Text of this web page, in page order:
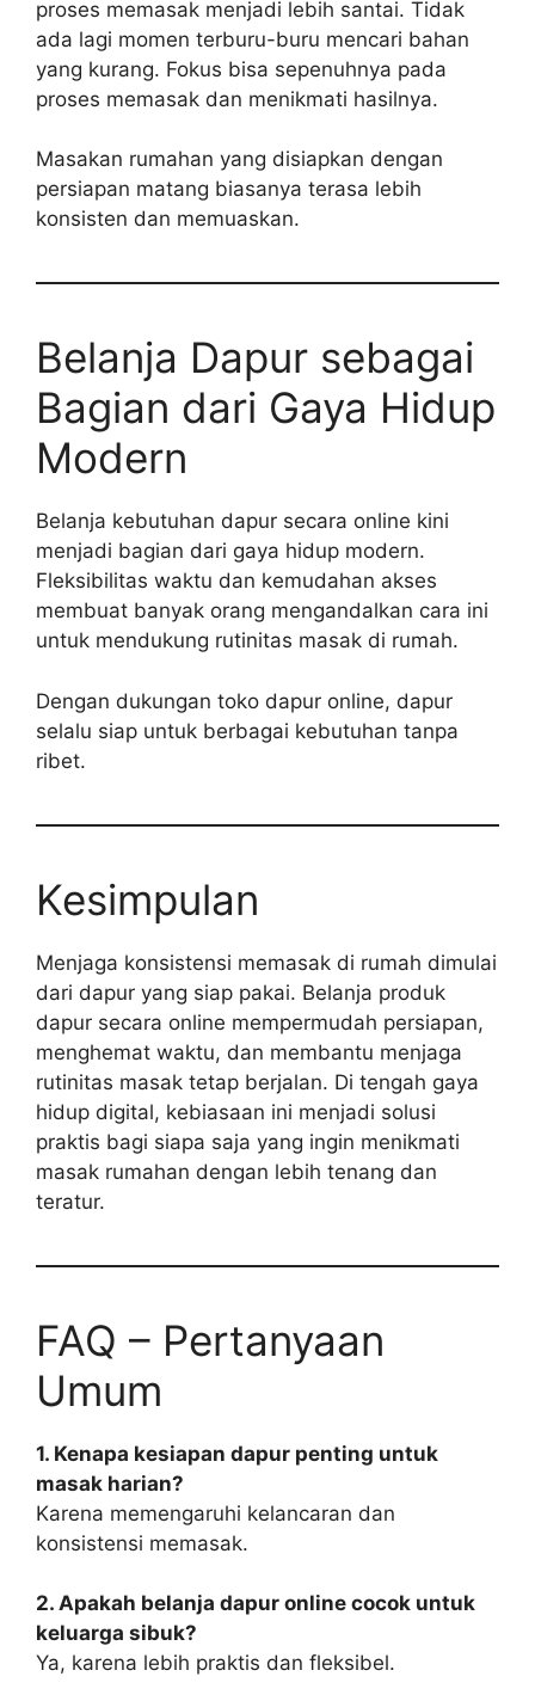
proses memasak menjadi lebih santai. Tidak
ada lagi momen terburu-buru mencari bahan
yang kurang. Fokus bisa sepenuhnya pada
proses memasak dan menikmati hasilnya.
Masakan rumahan yang disiapkan dengan
persiapan matang biasanya terasa lebih
konsisten dan memuaskan.
Belanja Dapur sebagai
Bagian dari Gaya Hidup
Modern
Belanja kebutuhan dapur secara online kini
menjadi bagian dari gaya hidup modern.
Fleksibilitas waktu dan kemudahan akses
membuat banyak orang mengandalkan cara ini
untuk mendukung rutinitas masak di rumah.
Dengan dukungan toko dapur online, dapur
selalu siap untuk berbagai kebutuhan tanpa
ribet.
Kesimpulan
Menjaga konsistensi memasak di rumah dimulai
dari dapur yang siap pakai. Belanja produk
dapur secara online mempermudah persiapan,
menghemat waktu, dan membantu menjaga
rutinitas masak tetap berjalan. Di tengah gaya
hidup digital, kebiasaan ini menjadi solusi
praktis bagi siapa saja yang ingin menikmati
masak rumahan dengan lebih tenang dan
teratur.
FAQ – Pertanyaan
Umum
1. Kenapa kesiapan dapur penting untuk
masak harian?
Karena memengaruhi kelancaran dan
konsistensi memasak.
2. Apakah belanja dapur online cocok untuk
keluarga sibuk?
Ya, karena lebih praktis dan fleksibel.